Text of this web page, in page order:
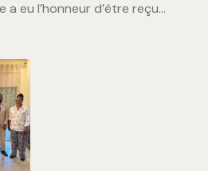
a eu l’honneur d’être reçu…